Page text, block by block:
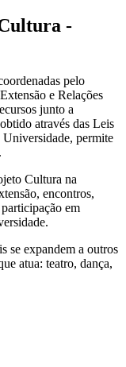
-
pelo
e Relações
junto a
através das Leis
permite
Cultura na
encontros,
em
se expandem a outros
atua: teatro, dança,